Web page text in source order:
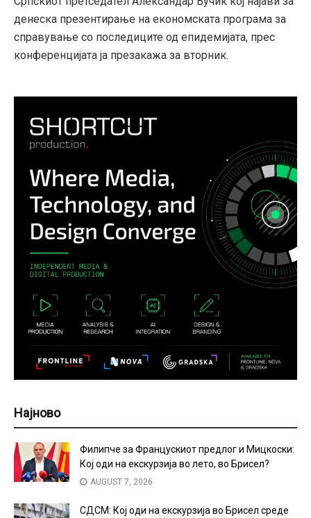
денеска презентирање на економската програма за
справување со последиците од епидемијата, прес
конференцијата ја презакажа за вторник.
Најново
Филипче за Францускиот предлог и Мицкоски:
Кој оди на екскурзија во лето, во Брисел?
AUGUST 7, 2026
СДСМ: Кој оди на екскурзија во Брисел среде